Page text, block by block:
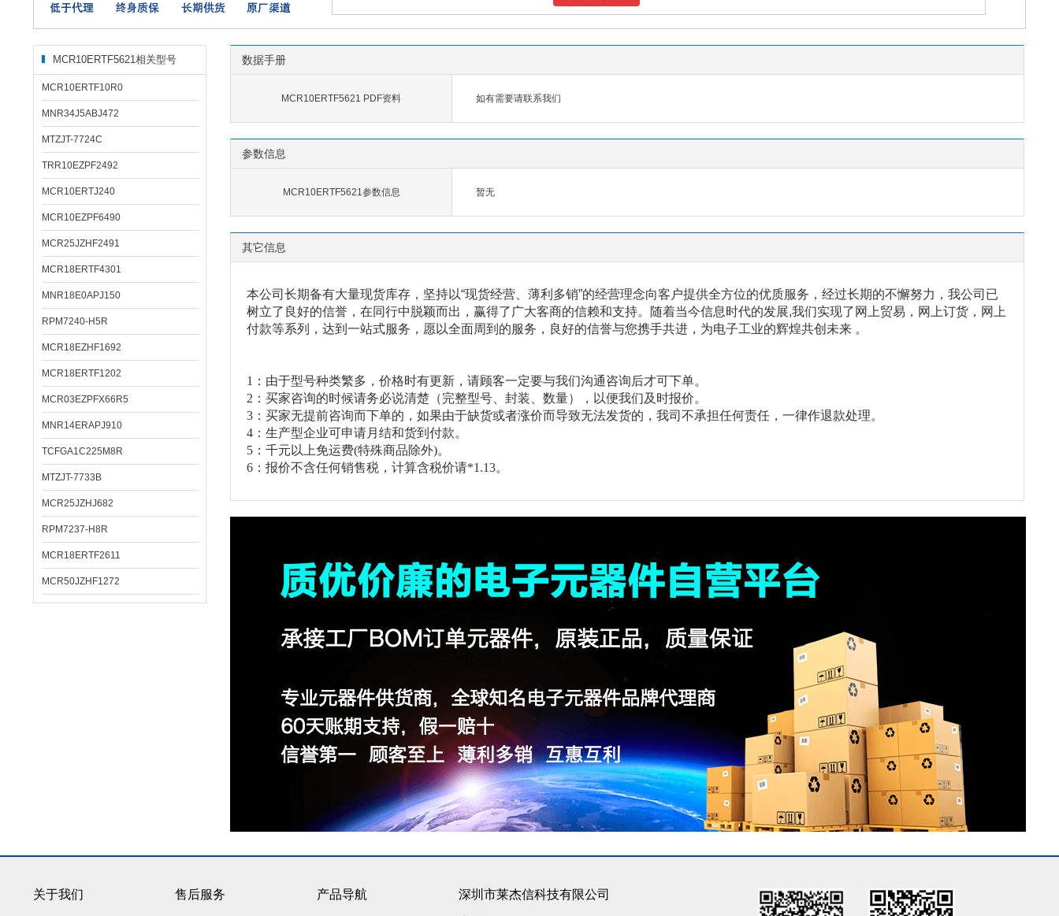
MCR10ERTF5621相关型号
MCR10ERTF10R0
MNR34J5ABJ472
MTZJT-7724C
TRR10EZPF2492
MCR10ERTJ240
MCR10EZPF6490
MCR25JZHF2491
MCR18ERTF4301
MNR18E0APJ150
RPM7240-H5R
MCR18EZHF1692
MCR18ERTF1202
MCR03EZPFX66R5
MNR14ERAPJ910
TCFGA1C225M8R
MTZJT-7733B
MCR25JZHJ682
RPM7237-H8R
MCR18ERTF2611
MCR50JZHF1272
数据手册
MCR10ERTF5621 PDF资料 如有需要请联系我们
参数信息
MCR10ERTF5621参数信息 暂无
其它信息
本公司长期备有大量现货库存，坚持以“现货经营、薄利多销”的经营理念向客户提供全方位的优质服务，经过长期的不懈努力，我公司已
树立了良好的信誉，在同行中脱颖而出，赢得了广大客商的信赖和支持。随着当今信息时代的发展,我们实现了网上贸易，网上订货，网上
付款等系列，达到一站式服务，愿以全面周到的服务，良好的信誉与您携手共进，为电子工业的辉煌共创未来 。
1：由于型号种类繁多，价格时有更新，请顾客一定要与我们沟通咨询后才可下单。
2：买家咨询的时候请务必说清楚（完整型号、封装、数量），以便我们及时报价。
3：买家无提前咨询而下单的，如果由于缺货或者涨价而导致无法发货的，我司不承担任何责任，一律作退款处理。
4：生产型企业可申请月结和货到付款。
5：千元以上免运费(特殊商品除外)。
6：报价不含任何销售税，计算含税价请*1.13。
关于我们 售后服务 产品导航 深圳市莱杰信科技有限公司